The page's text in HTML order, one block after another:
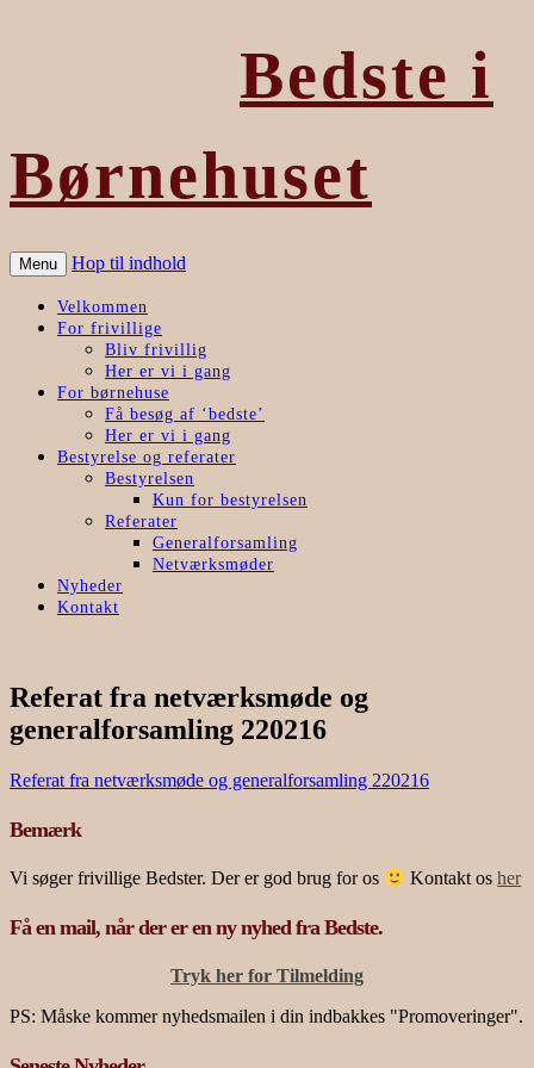
Bedste i
Børnehuset
Menu Hop til indhold
Velkommen
For frivillige
Bliv frivillig
Her er vi i gang
For børnehuse
Få besøg af ‘bedste’
Her er vi i gang
Bestyrelse og referater
Bestyrelsen
Kun for bestyrelsen
Referater
Generalforsamling
Netværksmøder
Nyheder
Kontakt
Referat fra netværksmøde og
generalforsamling 220216
Referat fra netværksmøde og generalforsamling 220216
Bemærk
Vi søger frivillige Bedster. Der er god brug for os Kontakt osher
Få en mail, når der er en ny nyhed fra Bedste.
Tryk her for Tilmelding
PS: Måske kommer nyhedsmailen i din indbakkes "Promoveringer".